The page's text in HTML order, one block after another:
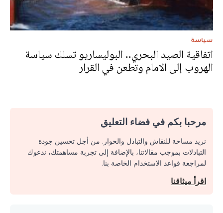
سياسة
اتفاقية الصيد البحري.. البوليساريو تسلك سياسة
الهروب إلى الامام وتطعن في القرار
مرحبا بكم في فضاء التعليق
نريد مساحة للنقاش والتبادل والحوار. من أجل تحسين جودة
التبادلات بموجب مقالاتنا، بالإضافة إلى تجربة مساهمتك، ندعوك
لمراجعة قواعد الاستخدام الخاصة بنا.
اقرأ ميثاقنا